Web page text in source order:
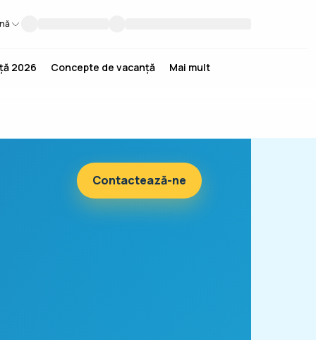
2026 Concepte de vacanță Mai mult
Contactează-ne